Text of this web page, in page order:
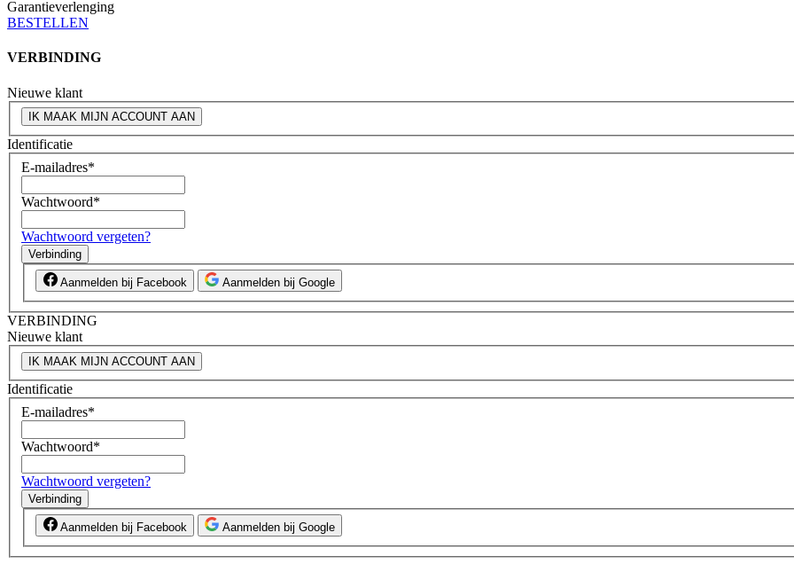
Garantieverlenging
BESTELLEN
VERBINDING
Nieuwe klant
IK MAAK MIJN ACCOUNT AAN
Identificatie
E-mailadres*
Wachtwoord*
Wachtwoord vergeten?
Verbinding
Aanmelden bij Facebook Aanmelden bij Google
VERBINDING
Nieuwe klant
IK MAAK MIJN ACCOUNT AAN
Identificatie
E-mailadres*
Wachtwoord*
Wachtwoord vergeten?
Verbinding
Aanmelden bij Facebook Aanmelden bij Google